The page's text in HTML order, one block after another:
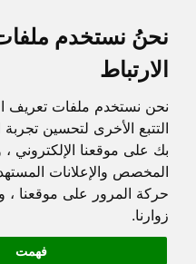
نحنُ نستخدم
الارتباط
نحن نستخدم ملفات تعريف
التتبع الأخرى لتحسين
بك على موقعنا الإلكتروني ،
المخصص والإعلانات
حركة المرور على موقعنا ،
زوارنا.
فهمت
جميع الحقوق محفوظة لدنيا